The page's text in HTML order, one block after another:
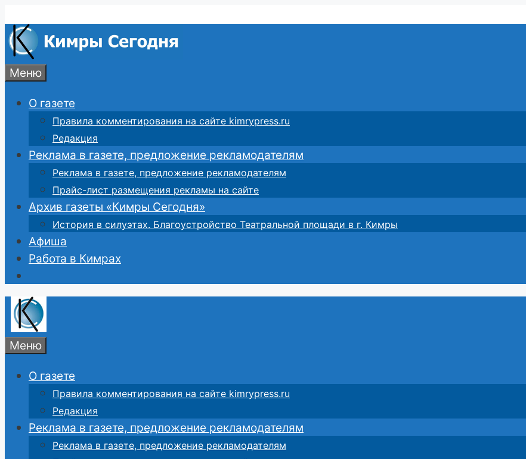
к
содержимому
Меню
О газете
Правила комментирования на сайте kimrypress.ru
Редакция
Реклама в газете, предложение рекламодателям
Реклама в газете, предложение рекламодателям
Прайс-лист размещения рекламы на сайте
Архив газеты «Кимры Сегодня»
История в силуэтах. Благоустройство Театральной площади в г. Кимры
Афиша
Работа в Кимрах
Меню
О газете
Правила комментирования на сайте kimrypress.ru
Редакция
Реклама в газете, предложение рекламодателям
Реклама в газете, предложение рекламодателям